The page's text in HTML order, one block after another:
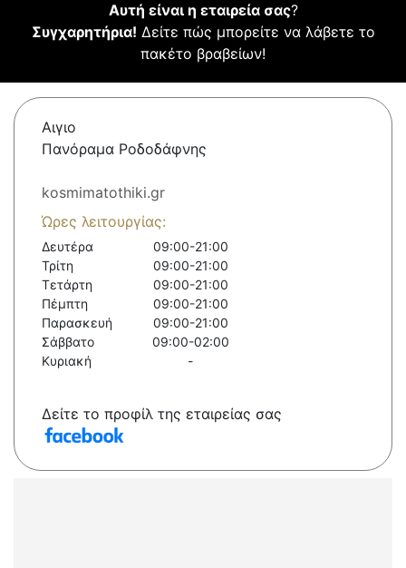
Αυτή είναι η εταιρεία σας?
Συγχαρητήρια! Δείτε πώς μπορείτε να λάβετε το
πακέτο βραβείων!
Αιγιο
Πανόραμα Ροδοδάφνης
kosmimatothiki.gr
Ώρες λειτουργίας:
Δευτέρα
09:00-21:00
Τρίτη
09:00-21:00
Τετάρτη
09:00-21:00
Πέμπτη
09:00-21:00
Παρασκευή
09:00-21:00
Σάββατο
09:00-02:00
Κυριακή
-
Δείτε το προφίλ της εταιρείας σας